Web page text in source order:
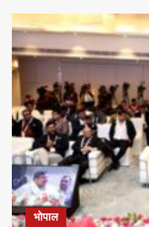
भोपाल